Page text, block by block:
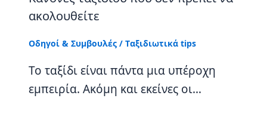
ακολουθείτε
Οδηγοί & Συμβουλές/ Tαξιδιωτικά tips
Το ταξίδι είναι πάντα μια υπέροχη
εμπειρία. Ακόμη και εκείνες οι…